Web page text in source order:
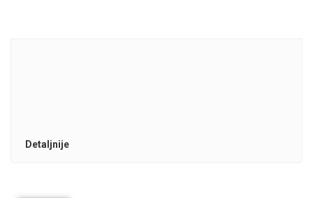
Detaljnije